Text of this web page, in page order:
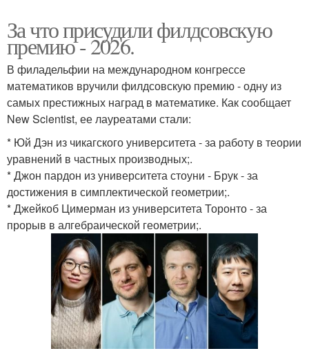
За что присудили филдсовскую
премию - 2026.
В филадельфии на международном конгрессе
математиков вручили филдсовскую премию - одну из
самых престижных наград в математике. Как сообщает
New Scientist, ее лауреатами стали:
* Юй Дэн из чикагского университета - за работу в теории
уравнений в частных производных;.
* Джон пардон из университета стоуни - Брук - за
достижения в симплектической геометрии;.
* Джейкоб Цимерман из университета Торонто - за
прорыв в алгебраической геометрии;.